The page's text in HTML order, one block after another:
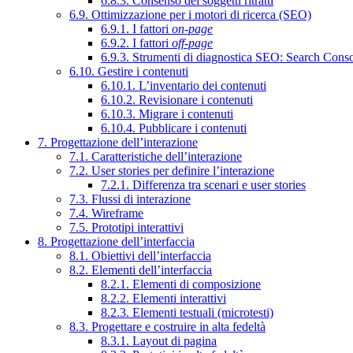
6.9. Ottimizzazione per i motori di ricerca (SEO)
6.9.1. I fattori on-page
6.9.2. I fattori off-page
6.9.3. Strumenti di diagnostica SEO: Search
6.10. Gestire i contenuti
6.10.1. L’inventario dei contenuti
6.10.2. Revisionare i contenuti
6.10.3. Migrare i contenuti
6.10.4. Pubblicare i contenuti
7. Progettazione dell’interazione
7.1. Caratteristiche dell’interazione
7.2. User stories per definire l’interazione
7.2.1. Differenza tra scenari e user stories
7.3. Flussi di interazione
7.4. Wireframe
7.5. Prototipi interattivi
8. Progettazione dell’interfaccia
8.1. Obiettivi dell’interfaccia
8.2. Elementi dell’interfaccia
8.2.1. Elementi di composizione
8.2.2. Elementi interattivi
8.2.3. Elementi testuali (microtesti)
8.3. Progettare e costruire in alta fedeltà
8.3.1. Layout di pagina